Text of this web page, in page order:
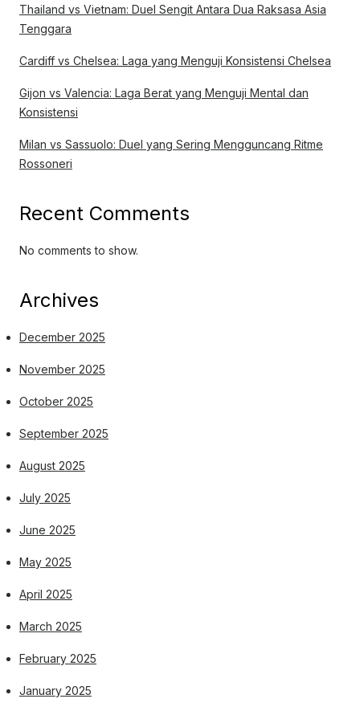
Thailand vs Vietnam: Duel Sengit Antara Dua Raksasa Asia
Tenggara
Cardiff vs Chelsea: Laga yang Menguji Konsistensi Chelsea
Gijon vs Valencia: Laga Berat yang Menguji Mental dan
Konsistensi
Milan vs Sassuolo: Duel yang Sering Mengguncang Ritme
Rossoneri
Recent Comments
No comments to show.
Archives
December 2025
November 2025
October 2025
September 2025
August 2025
July 2025
June 2025
May 2025
April 2025
March 2025
February 2025
January 2025